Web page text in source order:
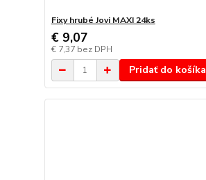
Fixy hrubé Jovi MAXI 24ks
€ 9,07
€ 7,37 bez DPH
Pridať do košíka